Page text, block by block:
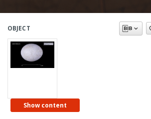
OBJECT
Show content